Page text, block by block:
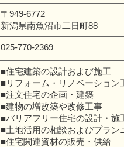
〒949-6772
新潟県南魚沼市二日町88
025-770-2369
■住宅建築の設計および施工
■リフォーム・リノベーション
■注文住宅の企画・建築
■建物の増改築や改修工事
■バリアフリー住宅の設計・施
■土地活用の相談およびプラン
■住宅関連資材の販売・供給